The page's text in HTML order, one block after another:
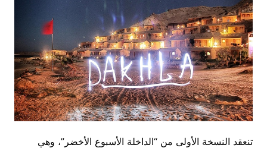
تنعقد النسخة الأولى من “الداخلة الأسبوع الأخضر”، وهي